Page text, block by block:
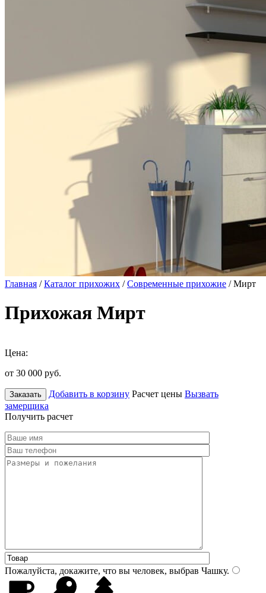
Главная /Каталог прихожих /Современные прихожие / Мирт
Прихожая Мирт
Цена:
от 30 000 руб.
Заказать Добавить в корзину Расчет цены Вызвать
замерщика
Получить расчет
Пожалуйста, докажите, что вы человек, выбрав Чашку.